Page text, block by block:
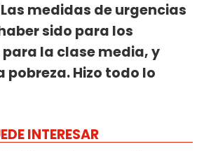
Las medidas de urgencias
sido para los
la clase media, y
pobreza. Hizo todo lo
INTERESAR